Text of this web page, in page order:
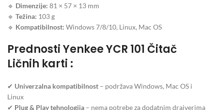
🔹 Dimenzije: 81 × 57 × 13 mm
🔹 Težina: 103 g
🔹 Kompatibilnost: Windows 7/8/10, Linux, Mac OS
Prednosti Yenkee YCR 101 Čitač
Ličnih karti :
✔ Univerzalna kompatibilnost – podržava Windows, Mac OS i
Linux
✔ Plug & Play tehnologija – nema potrebe za dodatnim drajverima